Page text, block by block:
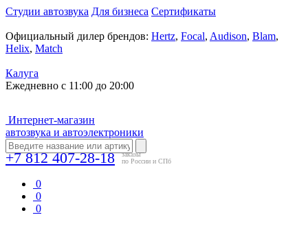
Студии автозвука Для бизнеса Сертификаты
Официальный дилер брендов: Hertz, Focal, Audison, Blam,
Helix, Match
Калуга
Ежедневно с 11:00 до 20:00
Интернет-магазин
автозвука и автоэлектроники
+7 812 407-28-18
заказы
по России и СПб
0
0
0